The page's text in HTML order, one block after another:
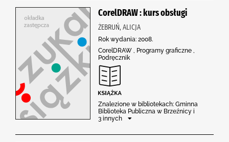
CorelDRAW : kurs obsługi
ŻEBRUŃ, ALICJA
Rok wydania: 2008.
CorelDRAW , Programy graficzne ,
Podręcznik
Znalezione w bibliotekach: Gminna
Biblioteka Publiczna w Brzeźnicy i
3 innych